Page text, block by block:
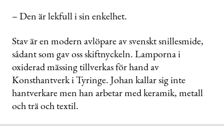
– Den är lekfull i sin enkelhet.
Stav är en modern avlöpare av svenskt snillesmide,
sådant som gav oss skiftnyckeln. Lamporna i
oxiderad mässing tillverkas för hand av
Konsthantverk i Tyringe. Johan kallar sig inte
hantverkare men han arbetar med keramik, metall
och trä och textil.